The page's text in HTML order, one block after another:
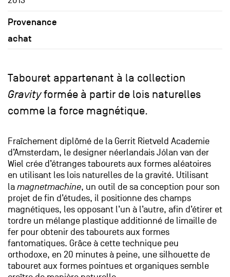
Provenance
achat
Tabouret appartenant à la collection
Gravityformée à partir de lois naturelles
comme la force magnétique.
Fraîchement diplômé de la Gerrit Rietveld Academie
d’Amsterdam, le designer néerlandais Jólan van der
Wiel crée d’étranges tabourets aux formes aléatoires
en utilisant les lois naturelles de la gravité. Utilisant
la magnetmachine, un outil de sa conception pour son
projet de fin d’études, il positionne des champs
magnétiques, les opposant l’un à l’autre, afin d’étirer et
tordre un mélange plastique additionné de limaille de
fer pour obtenir des tabourets aux formes
fantomatiques. Grâce à cette technique peu
orthodoxe, en 20 minutes à peine, une silhouette de
tabouret aux formes pointues et organiques semble